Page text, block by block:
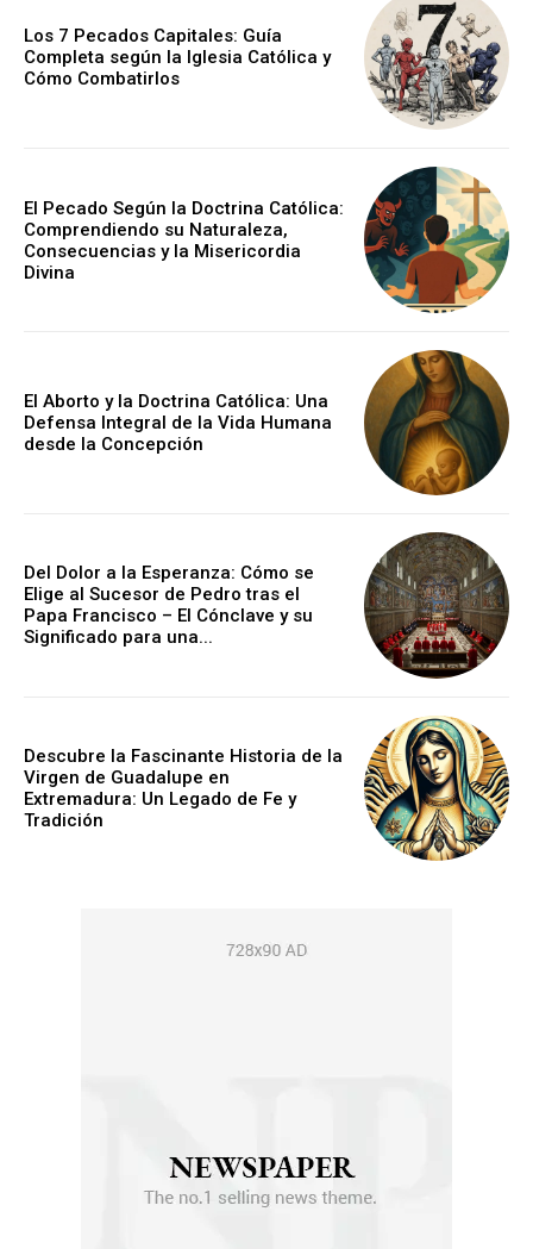
Los 7 Pecados Capitales: Guía
Completa según la Iglesia Católica y
Cómo Combatirlos
El Pecado Según la Doctrina Católica:
Comprendiendo su Naturaleza,
Consecuencias y la Misericordia
Divina
El Aborto y la Doctrina Católica: Una
Defensa Integral de la Vida Humana
desde la Concepción
Del Dolor a la Esperanza: Cómo se
Elige al Sucesor de Pedro tras el
Papa Francisco – El Cónclave y su
Significado para una...
Descubre la Fascinante Historia de la
Virgen de Guadalupe en
Extremadura: Un Legado de Fe y
Tradición